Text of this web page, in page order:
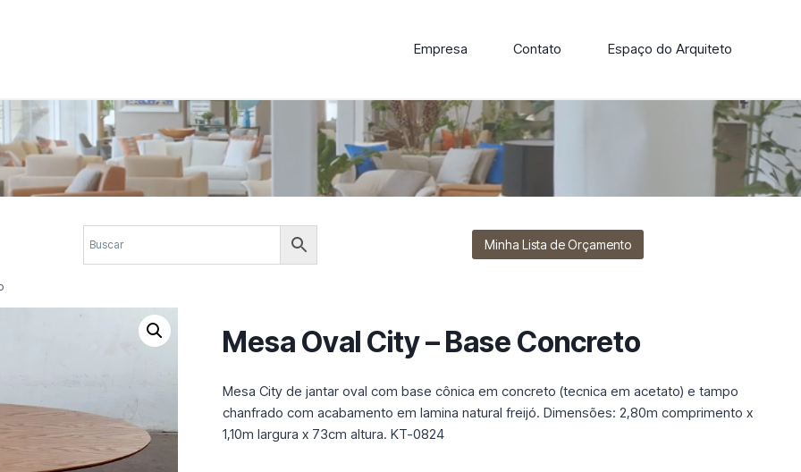
Empresa Contato Espaço do Arquiteto
com elegância, funcionalidade e personalidade. Explore nossa linha de cadeiras, poltronas, sofás e mesas de
design.
Minha Lista de Orçamento
Mesa Oval City – Base Concreto
Mesa City de jantar oval com base cônica em concreto (tecnica em acetato) e tampo
chanfrado com acabamento em lamina natural freijó. Dimensões: 2,80m comprimento x
1,10m largura x 73cm altura. KT-0824